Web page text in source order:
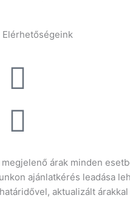
Elérhetőségeink
árak minden
ajánlatkérés leadása
aktualizált